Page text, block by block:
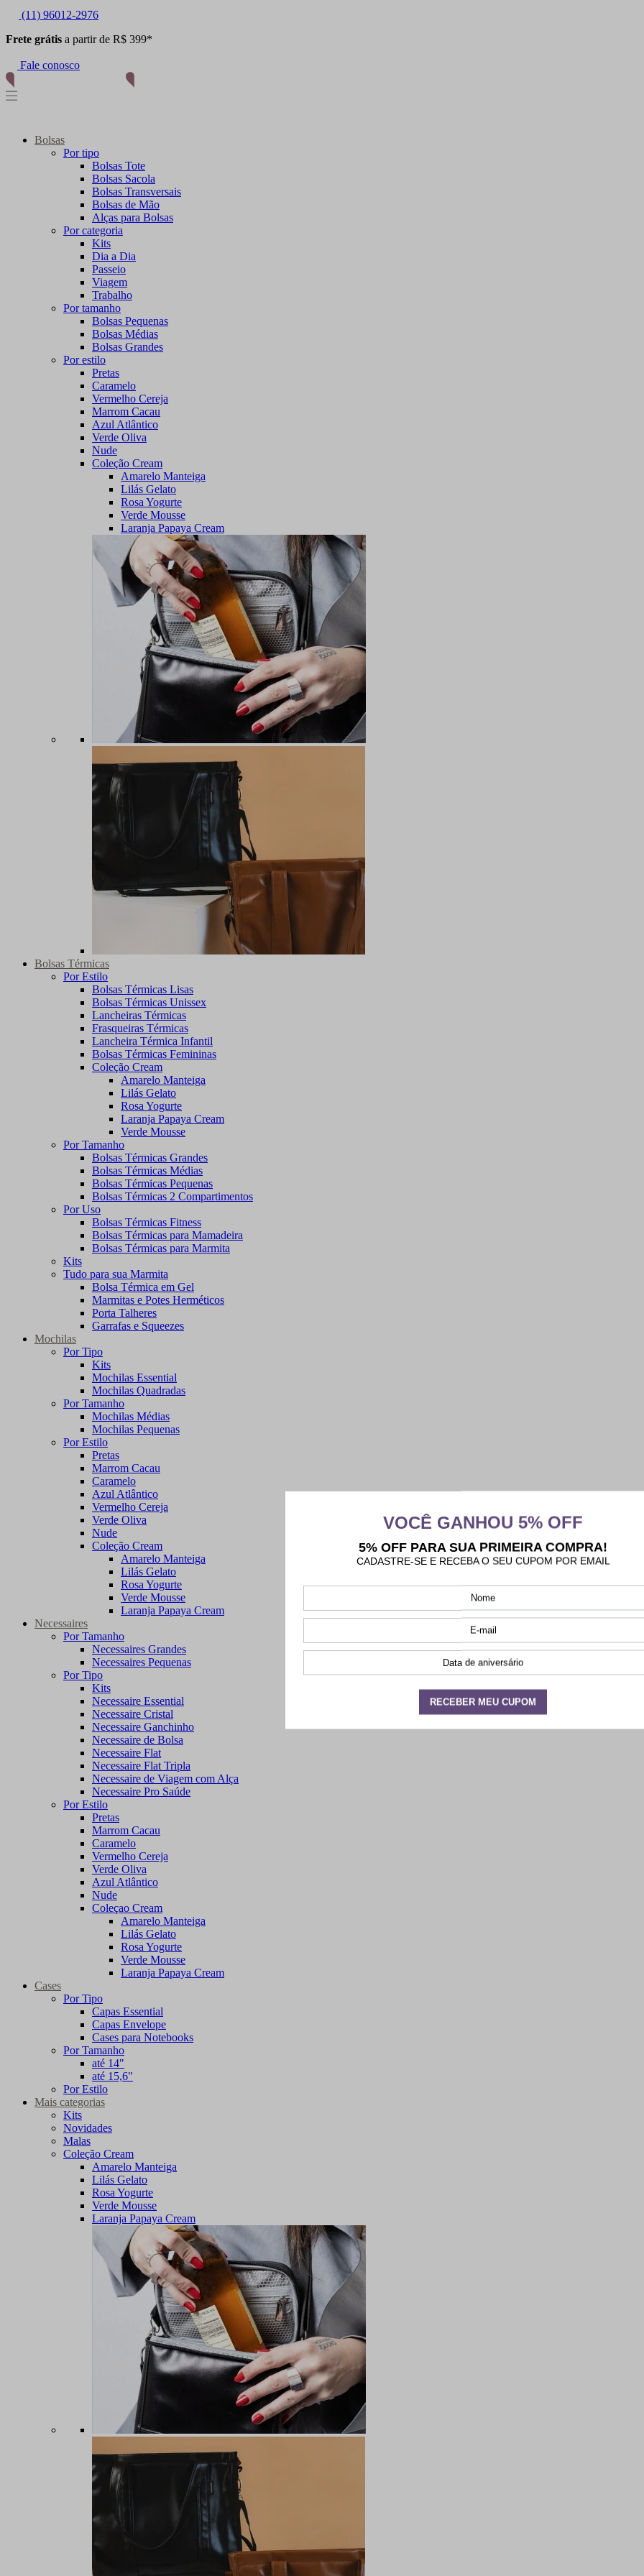
(11) 96012-2976
Frete grátis a partir de R$ 399*
Fale conosco
Bolsas
Por tipo
Bolsas Tote
Bolsas Sacola
Bolsas Transversais
Bolsas de Mão
Alças para Bolsas
Por categoria
Kits
Dia a Dia
Passeio
Viagem
Trabalho
Por tamanho
Bolsas Pequenas
Bolsas Médias
Bolsas Grandes
Por estilo
Pretas
Caramelo
Vermelho Cereja
Marrom Cacau
Azul Atlântico
Verde Oliva
Nude
Coleção Cream
Amarelo Manteiga
Lilás Gelato
Rosa Yogurte
Verde Mousse
Laranja Papaya Cream
Bolsas Térmicas
Por Estilo
Bolsas Térmicas Lisas
Bolsas Térmicas Unissex
Lancheiras Térmicas
Frasqueiras Térmicas
Lancheira Térmica Infantil
Bolsas Térmicas Femininas
Coleção Cream
Amarelo Manteiga
Lilás Gelato
Rosa Yogurte
Laranja Papaya Cream
Verde Mousse
Por Tamanho
Bolsas Térmicas Grandes
Bolsas Térmicas Médias
Bolsas Térmicas Pequenas
Bolsas Térmicas 2 Compartimentos
Por Uso
Bolsas Térmicas Fitness
Bolsas Térmicas para Mamadeira
Bolsas Térmicas para Marmita
Kits
Tudo para sua Marmita
Bolsa Térmica em Gel
Marmitas e Potes Herméticos
Porta Talheres
Garrafas e Squeezes
Mochilas
Por Tipo
Kits
Mochilas Essential
Mochilas Quadradas
Por Tamanho
Mochilas Médias
Mochilas Pequenas
Por Estilo
Pretas
Marrom Cacau
Caramelo
Azul Atlântico
Vermelho Cereja
Verde Oliva
Nude
Coleção Cream
Amarelo Manteiga
Lilás Gelato
Rosa Yogurte
Verde Mousse
Laranja Papaya Cream
Necessaires
Por Tamanho
Necessaires Grandes
Necessaires Pequenas
Por Tipo
Kits
Necessaire Essential
Necessaire Cristal
Necessaire Ganchinho
Necessaire de Bolsa
Necessaire Flat
Necessaire Flat Tripla
Necessaire de Viagem com Alça
Necessaire Pro Saúde
Por Estilo
Pretas
Marrom Cacau
Caramelo
Vermelho Cereja
Verde Oliva
Azul Atlântico
Nude
Coleçao Cream
Amarelo Manteiga
Lilás Gelato
Rosa Yogurte
Verde Mousse
Laranja Papaya Cream
Cases
Por Tipo
Capas Essential
Capas Envelope
Cases para Notebooks
Por Tamanho
até 14"
até 15,6"
Por Estilo
Mais categorias
Kits
Novidades
Malas
Coleção Cream
Amarelo Manteiga
Lilás Gelato
Rosa Yogurte
Verde Mousse
Laranja Papaya Cream